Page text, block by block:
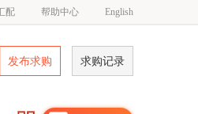
配 帮助中心 English
发布求购 求购记录